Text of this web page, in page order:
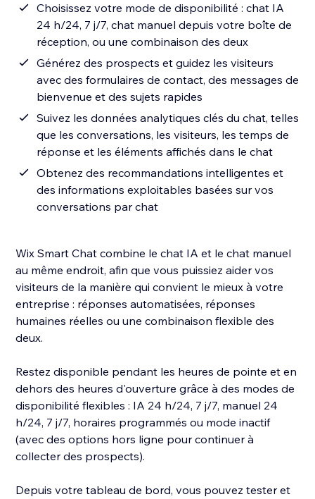
Choisissez votre mode de disponibilité : chat IA
24 h/24, 7 j/7, chat manuel depuis votre boîte de
réception, ou une combinaison des deux
Générez des prospects et guidez les visiteurs
avec des formulaires de contact, des messages de
bienvenue et des sujets rapides
Suivez les données analytiques clés du chat, telles
que les conversations, les visiteurs, les temps de
réponse et les éléments affichés dans le chat
Obtenez des recommandations intelligentes et
des informations exploitables basées sur vos
conversations par chat
Wix Smart Chat combine le chat IA et le chat manuel
au même endroit, afin que vous puissiez aider vos
visiteurs de la manière qui convient le mieux à votre
entreprise : réponses automatisées, réponses
humaines réelles ou une combinaison flexible des
deux.
Restez disponible pendant les heures de pointe et en
dehors des heures d'ouverture grâce à des modes de
disponibilité flexibles : IA 24 h/24, 7 j/7, manuel 24
h/24, 7 j/7, horaires programmés ou mode inactif
(avec des options hors ligne pour continuer à
collecter des prospects).
Depuis votre tableau de bord, vous pouvez tester et